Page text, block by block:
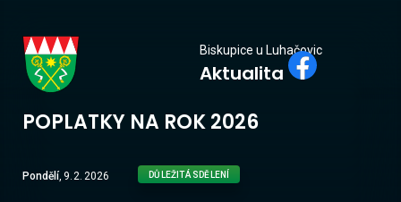
u Luhačovic
Biskupice u Luhačovic
Aktualita
POPLATKY NA ROK 2026
Pondělí, 9.2. 2026 DŮLEŽITÁ SDĚLENÍ